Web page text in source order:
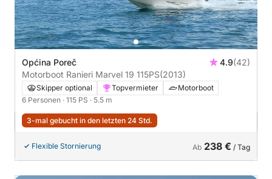
Općina Poreč 4.9(42)
Motorboot Ranieri Marvel 19 115PS(2013)
Skipper optional Topvermieter
Motorboot
6 Personen · 115 PS · 5.5 m
3-mal gebucht in den letzten 24 Std.
Flexible Stornierung Ab 238 € / Tag